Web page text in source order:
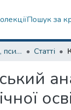
Пошук за
Кафедра педагогіки, психології, початкової освіти та освітнього менеджменту Статті